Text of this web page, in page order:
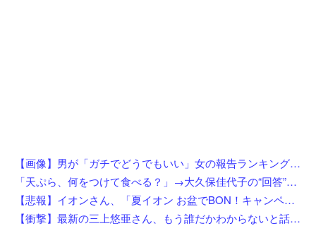
【画像】男が「ガチでどうでもいい」女の報告ランキング、圧倒的第１位と言えば『コレ』w w w w w w w w w w
「天ぷら、何をつけて食べる？」→大久保佳代子の“回答”にスタジオ驚き「嘘だろ？」
【悲報】イオンさん、「夏イオン お盆でBON！キャンペーン」からBON！を削除 理由不明
【衝撃】最新の三上悠亜さん、もう誰だかわからないと話題になってしまった画像がこちら